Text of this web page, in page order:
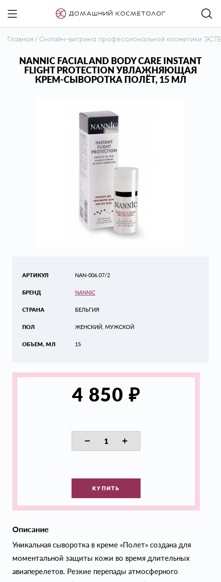
Главная / Онлайн-витрина профессиональной косметики
NANNIC FACIAL AND BODY CARE INSTANT
FLIGHT PROTECTION УВЛАЖНЯЮЩАЯ
КРЕМ-СЫВОРОТКА ПОЛЁТ, 15 МЛ
АРТИКУЛ
БРЕНД
СТРАНА
ПОЛ
ОБЪЕМ, МЛ
NAN-006.07/2
NANNIC
БЕЛЬГИЯ
ЖЕНСКИЙ, МУЖСКОЙ
15
4 850 ₽
КУПИТЬ
Описание
Уникальная сыворотка в креме «Полет» создана для
моментальной защиты кожи во время длительных
авиаперелетов. Резкие перепады атмосферного